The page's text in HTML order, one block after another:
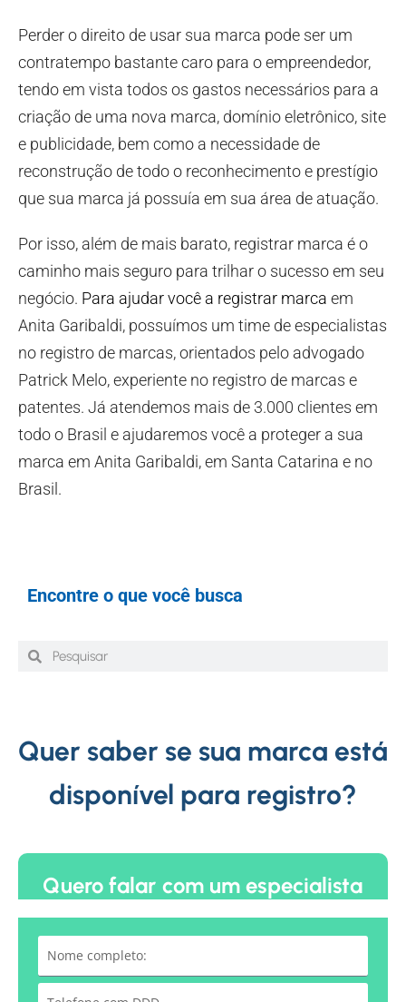
Perder o direito de usar sua marca pode ser um
contratempo bastante caro para o empreendedor,
tendo em vista todos os gastos necessários para a
criação de uma nova marca, domínio eletrônico, site
e publicidade, bem como a necessidade de
reconstrução de todo o reconhecimento e prestígio
que sua marca já possuía em sua área de atuação.
Por isso, além de mais barato, registrar marca é o
caminho mais seguro para trilhar o sucesso em seu
negócio. Para ajudar você a registrar marca em
Anita Garibaldi, possuímos um time de especialistas
no registro de marcas, orientados pelo advogado
Patrick Melo, experiente no registro de marcas e
patentes. Já atendemos mais de 3.000 clientes em
todo o Brasil e ajudaremos você a proteger a sua
marca em Anita Garibaldi, em Santa Catarina e no
Brasil.
Encontre o que você busca
Quer saber se sua marca está
disponível para registro?
Quero falar com um especialista